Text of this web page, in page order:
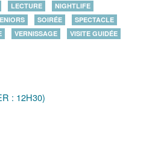
LECTURE
NIGHTLIFE
SOIRÉE
SPECTACLE
VERNISSAGE VISITE GUIDÉE
: 12H30)